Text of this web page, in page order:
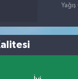
Yağış